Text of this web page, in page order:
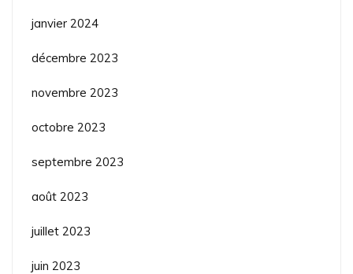
janvier 2024
décembre 2023
novembre 2023
octobre 2023
septembre 2023
août 2023
juillet 2023
juin 2023